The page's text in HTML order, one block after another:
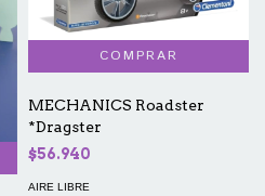
MECHANICS Roadster
*Dragster
$56.940
AIRE LIBRE